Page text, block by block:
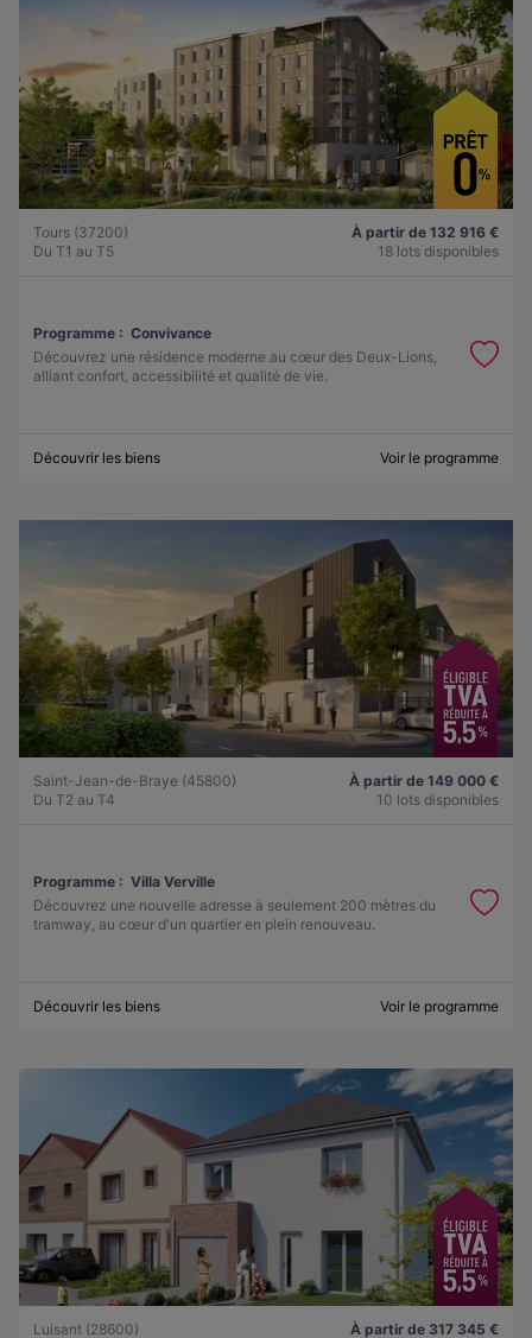
Tours (37200)
Du T1 au T5
À partir de 132 916 €
18 lots disponibles
Programme : Convivance
Découvrez une résidence moderne au cœur des Deux-Lions,
alliant confort, accessibilité et qualité de vie.
Découvrir les biens Voir le programme
Saint-Jean-de-Braye (45800)
Du T2 au T4
À partir de 149 000 €
10 lots disponibles
Programme : Villa Verville
Découvrez une nouvelle adresse à seulement 200 mètres du
tramway, au cœur d'un quartier en plein renouveau.
Découvrir les biens Voir le programme
Luisant (28600) À partir de 317 345 €